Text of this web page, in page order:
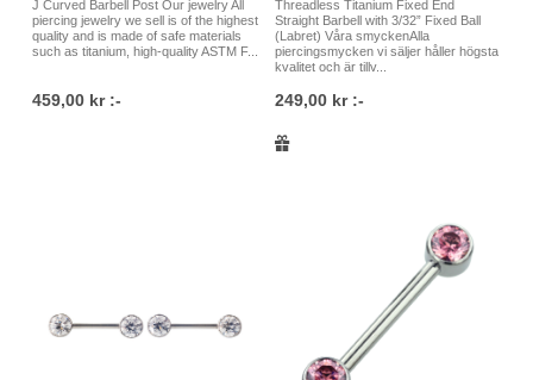
J Curved Barbell Post Our jewelry All
piercing jewelry we sell is of the highest
quality and is made of safe materials
such as titanium, high-quality ASTM F...
459,00 kr :-
Threadless Titanium Fixed End
Straight Barbell with 3/32” Fixed Ball
(Labret) Våra smyckenAlla
piercingsmycken vi säljer håller högsta
kvalitet och är tillv...
249,00 kr :-